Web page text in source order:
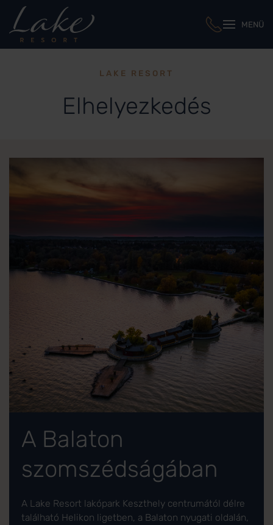
MENÜ
LAKE RESORT
Elhelyezkedés
A Balaton
szomszédságában
A Lake Resort lakópark Keszthely centrumától délre
található Helikon ligetben, a Balaton nyugati oldalán,